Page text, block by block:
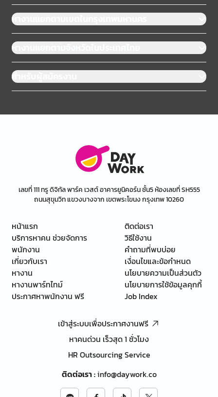
หางานแยกตามเขตในกรุงเทพมหานคร
หางานแยกตามจังหวัดในประเทศไทย
สำหรับผู้สมัครงาน
เลขที่ 111 ทรู ดิจิทัล พาร์ค เวสต์ อาคารยูนิคอร์น ชั้น5 ห้องเลขที่ SH555
ถนนสุขุมวิท แขวงบางจาก เขตพระโขนง กรุงเทพ 10260
หน้าแรก
บริการหาคน ช่วยจัดการ
พนักงาน
เกี่ยวกับเรา
หางาน
หางานพาร์ทไทม์
ประกาศหาพนักงาน ฟรี
ติดต่อเรา
วิธีใช้งาน
คำถามที่พบบ่อย
เงื่อนไขและข้อกำหนด
นโยบายความเป็นส่วนตัว
นโยบายการใช้ข้อมูลคุกกี้
Job Index
เข้าสู่ระบบเพื่อประกาศงานฟรี
หาคนด่วน เร็วสุด 1 ชั่วโมง
HR Outsourcing Service
ติดต่อเรา:info@daywork.co